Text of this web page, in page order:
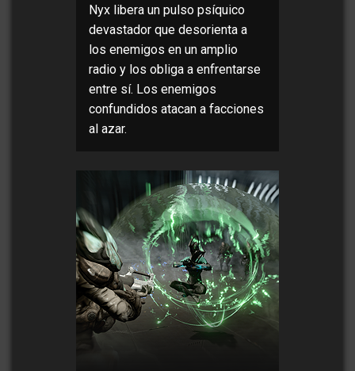
Nyx libera un pulso psíquico
devastador que desorienta a
los enemigos en un amplio
radio y los obliga a enfrentarse
entre sí. Los enemigos
confundidos atacan a facciones
al azar.